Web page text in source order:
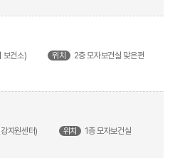
보건소) 위치 2층 모자보건실 맞은편
지원센터) 위치 1층 모자보건실